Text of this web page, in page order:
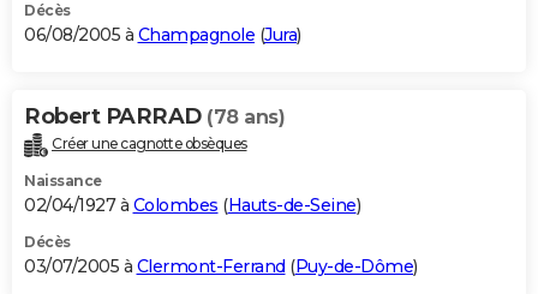
Décès
06/08/2005 à Champagnole (Jura)
Robert PARRAD (78 ans)
Créer une cagnotte obsèques
Naissance
02/04/1927 à Colombes (Hauts-de-Seine)
Décès
03/07/2005 à Clermont-Ferrand (Puy-de-Dôme)